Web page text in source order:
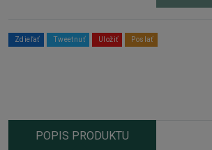
Zdieľať Tweetnuť Uložiť Poslať
POPIS PRODUKTU